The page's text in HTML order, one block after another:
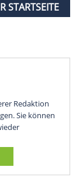
STARTSEITE
Redaktion
Sie können